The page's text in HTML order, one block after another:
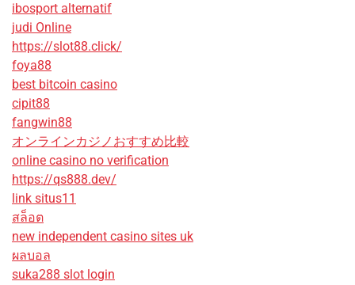
ibosport alternatif
judi Online
https://slot88.click/
foya88
best bitcoin casino
cipit88
fangwin88
オンラインカジノおすすめ比較
online casino no verification
https://qs888.dev/
link situs11
สล็อต
new independent casino sites uk
ผลบอล
suka288 slot login